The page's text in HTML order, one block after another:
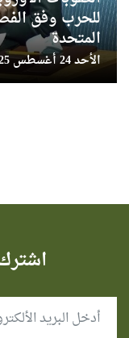
للحرب وفق
المتحدة
الأحد 24 أغسطس 2025 - 14:06:41